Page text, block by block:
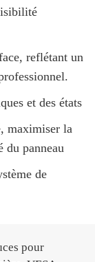
reflétant un
et des états
maximiser la
du panneau
de